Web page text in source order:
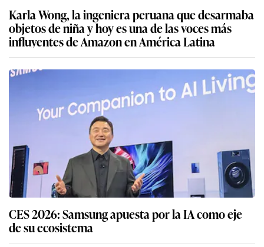
Karla Wong, la ingeniera peruana que desarmaba
objetos de niña y hoy es una de las voces más
influyentes de Amazon en América Latina
CES 2026: Samsung apuesta por la IA como eje
de su ecosistema